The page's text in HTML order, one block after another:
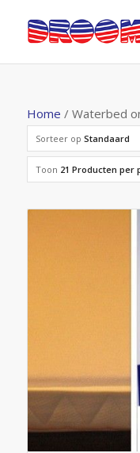
Home / Waterbed
Sorteer op Standaard
Toon 21 Producten per